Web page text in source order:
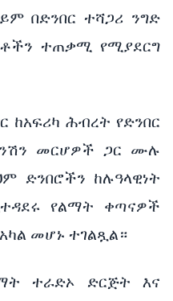
በድንበር ተሻጋሪ ንግድ
ተጠቃሚ የሚያደርግ
ከአፍሪካ ሕብረት የድንበር
መርሆዎች ጋር ሙሉ
ድንበሮችን ከሉዓላዊነት
የልማት ቀጣናዎች
መሆኑ ተገልጿል።
ተራድኦ ድርጅት እና